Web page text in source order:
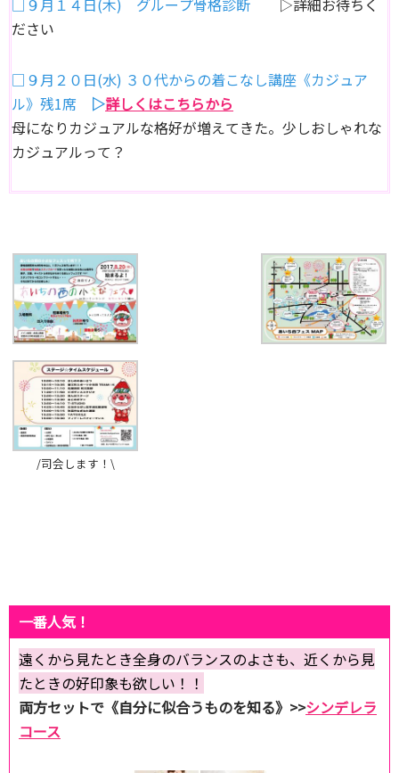
□９月１４日(木) グループ骨格診断 ▷詳細お待ちく
ださい
□９月２０日(水) ３０代からの着こなし講座《カジュア
ル》残1席 ▷詳しくはこちらから
母になりカジュアルな格好が増えてきた。少しおしゃれな
カジュアルって？
/司会します！\
一番人気！
遠くから見たとき全身のバランスのよさも、近くから見
たときの好印象も欲しい！！
両方セットで《自分に似合うものを知る》>>シンデレラ
コース